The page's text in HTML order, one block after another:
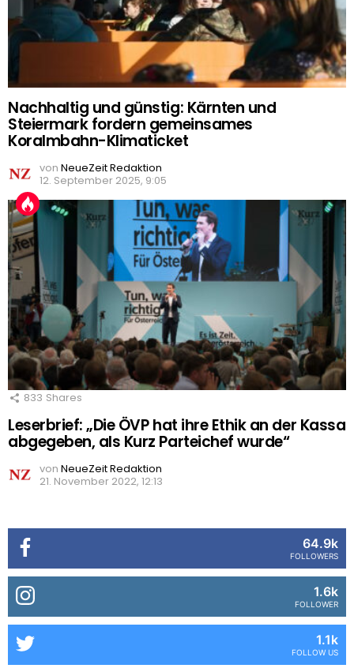
Nachhaltig und günstig: Kärnten und
Steiermark fordern gemeinsames
Koralmbahn-Klimaticket
von NeueZeit Redaktion
12. September 2025, 9:05
833 Shares
Leserbrief: „Die ÖVP hat ihre Ethik an der Kassa
abgegeben, als Kurz Parteichef wurde“
von NeueZeit Redaktion
21. November 2022, 12:13
64.9k
FOLLOWERS
1.6k
FOLLOWER
1.1k
FOLLOW US